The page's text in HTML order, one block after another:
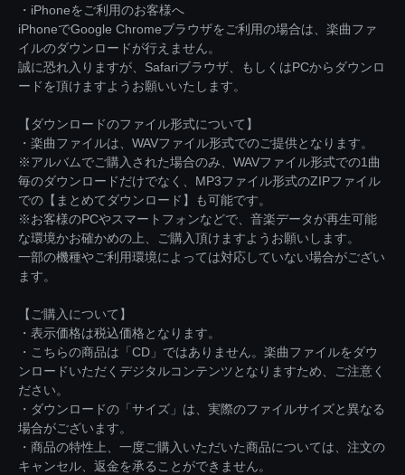
・iPhoneをご利用のお客様へ
iPhoneでGoogle Chromeブラウザをご利用の場合は、楽曲ファ
イルのダウンロードが行えません。
誠に恐れ入りますが、Safariブラウザ、もしくはPCからダウンロ
ードを頂けますようお願いいたします。
【ダウンロードのファイル形式について】
・楽曲ファイルは、WAVファイル形式でのご提供となります。
※アルバムでご購入された場合のみ、WAVファイル形式での1曲
毎のダウンロードだけでなく、MP3ファイル形式のZIPファイル
での【まとめてダウンロード】も可能です。
※お客様のPCやスマートフォンなどで、音楽データが再生可能
な環境かお確かめの上、ご購入頂けますようお願いします。
一部の機種やご利用環境によっては対応していない場合がござい
ます。
【ご購入について】
・表示価格は税込価格となります。
・こちらの商品は「CD」ではありません。楽曲ファイルをダウ
ンロードいただくデジタルコンテンツとなりますため、ご注意く
ださい。
・ダウンロードの「サイズ」は、実際のファイルサイズと異なる
場合がございます。
・商品の特性上、一度ご購入いただいた商品については、注文の
キャンセル、返金を承ることができません。